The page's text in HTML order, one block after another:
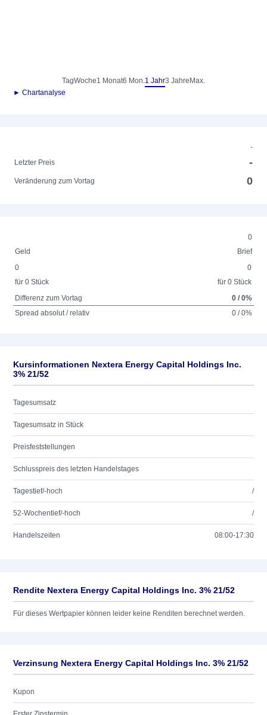
TagWoche1 Monat6 Mon.1 Jahr3 Jahre Max.
► Chartanalyse
-
Letzter Preis
-
Veränderung zum Vortag 0
0
Geld
Brief
0
für 0 Stück
0
für 0 Stück
Differenz zum Vortag
0 / 0%
Spread absolut / relativ
0 / 0%
Kursinformationen Nextera Energy Capital Holdings Inc.
3% 21/52
Tagesumsatz
Tagesumsatz in Stück
Preisfeststellungen
Schlusspreis des letzten Handelstages
Tagestief/-hoch /
52-Wochentief/-hoch /
Handelszeiten 08:00-17:30
Rendite Nextera Energy Capital Holdings Inc. 3% 21/52
Für dieses Wertpapier können leider keine Renditen berechnet werden.
Verzinsung Nextera Energy Capital Holdings Inc. 3% 21/52
Kupon